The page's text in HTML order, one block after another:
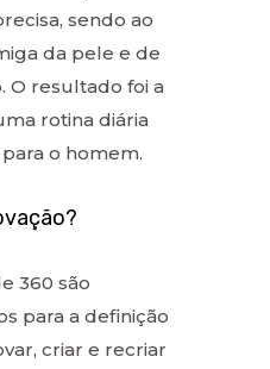
sendo ao
da pele e de
O resultado foi a
rotina diária
o homem.
360 são
para a definição
criar e recriar